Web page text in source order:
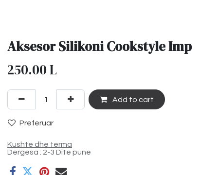
Aksesor Silikoni Cookstyle Imp
250.00L
Add to cart
Preferuar
Kushte dhe terma
Dergesa : 2-3 Dite pune